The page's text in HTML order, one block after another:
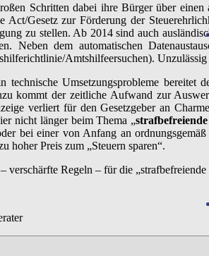
Schritten dabei ihre Bürger über
Act/Gesetz zur Förderung der
zu stellen. Ab 2014 sind auch
Neben dem automatischen
Amtshilfeersuchen).
technische Umsetzungsprobleme
kommt der zeitliche Aufwand zur
verliert für den Gesetzgeber an
nicht länger beim Thema „
bei einer von Anfang an
hoher Preis zum „Steuern sparen“.
verschärfte Regeln – für die